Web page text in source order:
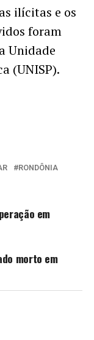
ilícitas e os
foram
Unidade
(UNISP).
RONDÔNIA
em
morto em